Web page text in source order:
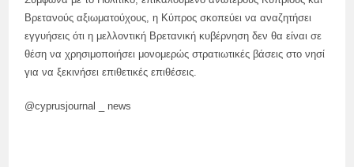
Βρετανούς αξιωματούχους, η Κύπρος σκοπεύει να αναζητήσει
εγγυήσεις ότι η μελλοντική Βρετανική κυβέρνηση δεν θα είναι σε
θέση να χρησιμοποιήσει μονομερώς στρατιωτικές βάσεις στο νησί
για να ξεκινήσει επιθετικές επιθέσεις.
@cyprusjournal _ news